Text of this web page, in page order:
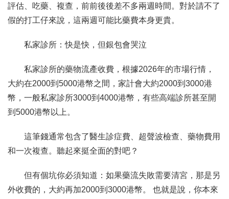
評估、吃藥、複查，前前後後差不多兩週時間。對於請不了
假的打工仔來說，這兩週可能比藥費本身更貴。
私家診所：快是快，但銀包會哭泣
私家診所的藥物流產收費，根據2026年的市場行情，
大約在2000到5000港幣之間，家計會大約2000到3000港
幣，一般私家診所3000到4000港幣，有些高端診所甚至開
到5000港幣以上。
這筆錢通常包含了醫生診症費、超聲波檢查、藥物費用
和一次複查。聽起來挺全面的對吧？
但有個坑你必須知道：如果藥流失敗需要清宮，那是另
外收費的，大約再加2000到3000港幣。 也就是說，你本來